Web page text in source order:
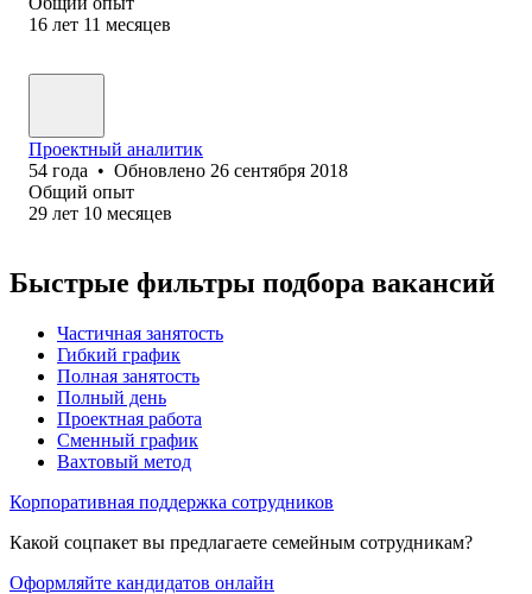
16 лет 11 месяцев
Проектный аналитик
54 года • Обновлено 26 сентября 2018
Общий опыт
29 лет 10 месяцев
Быстрые фильтры подбора вакансий
Частичная занятость
Гибкий график
Полная занятость
Полный день
Проектная работа
Сменный график
Вахтовый метод
Корпоративная поддержка сотрудников
Какой соцпакет вы предлагаете семейным сотрудникам?
Оформляйте кандидатов онлайн